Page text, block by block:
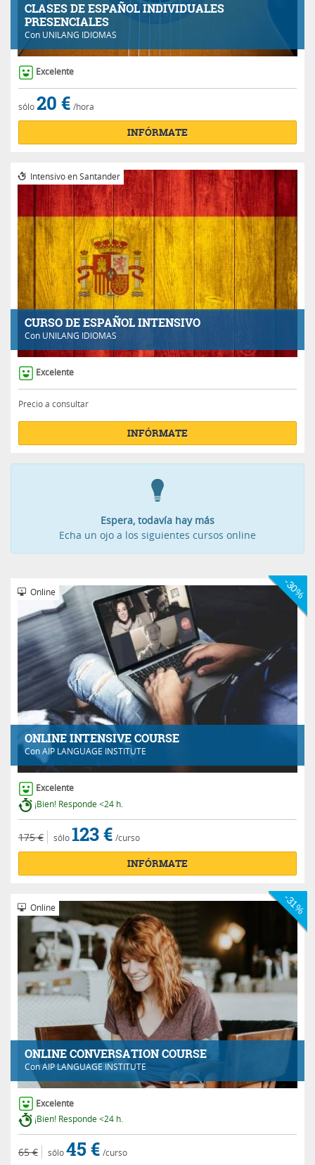
CLASES DE ESPAÑOL INDIVIDUALES
PRESENCIALES
Con UNILANG IDIOMAS
Excelente
sólo20 € /hora
INFÓRMATE
CURSO DE ESPAÑOL INTENSIVO
Con UNILANG IDIOMAS
Intensivo en Santander
Excelente
Precio a consultar
INFÓRMATE
Espera, todavía hay más
Echa un ojo a los siguientes cursos online
ONLINE INTENSIVE COURSE
ConAIP LANGUAGE INSTITUTE
Online -30%
Excelente
¡Bien! Responde <24 h.
175 € sólo123 € /curso
INFÓRMATE
ONLINE CONVERSATION COURSE
ConAIP LANGUAGE INSTITUTE
Online -31%
Excelente
¡Bien! Responde <24 h.
65 € sólo45 € /curso